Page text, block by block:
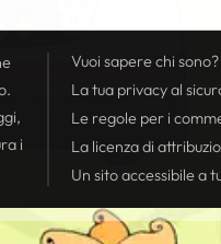
i
Vuoi sapere chi sono?
La tua privacyal
Le regole per i
La licenza di
Un sito accessibile a